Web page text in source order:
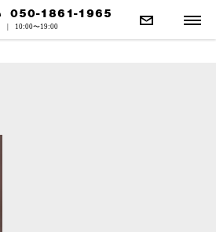
050-1861-1965
10:00〜19:00